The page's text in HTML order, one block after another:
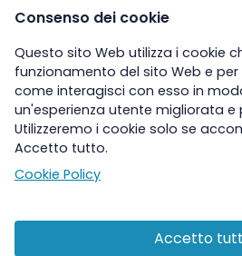
Consenso dei cookie
Questo sito Web utilizza i cookie
funzionamento del sito Web e
come interagisci con esso in
un'esperienza utente migliorata e
Utilizzeremo i cookie solo se
Accetto tutto.
Cookie Policy
Accetto